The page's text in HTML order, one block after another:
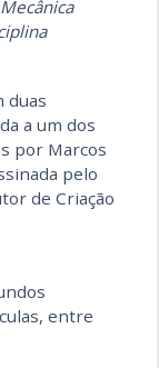
duas
a um dos
por Marcos
pelo
de Criação
entre